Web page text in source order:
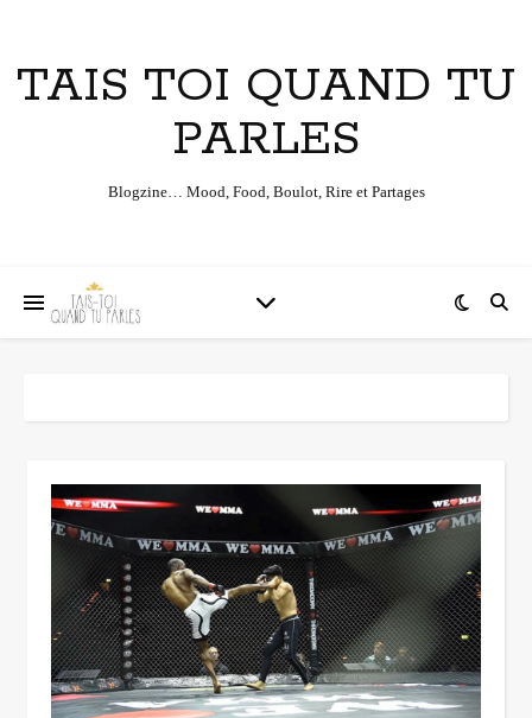
TAIS TOI QUAND TU
PARLES
Blogzine… Mood, Food, Boulot, Rire et Partages